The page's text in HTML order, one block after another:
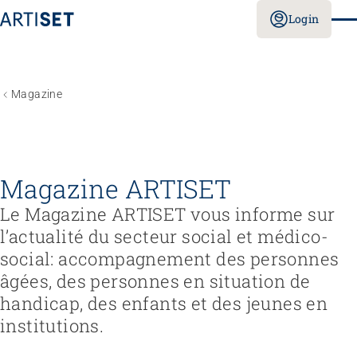
Login
Magazine
Magazine ARTISET
Le Magazine ARTISET vous informe sur
l’actualité du secteur social et médico-
social: accompagnement des personnes
âgées, des personnes en situation de
handicap, des enfants et des jeunes en
institutions.